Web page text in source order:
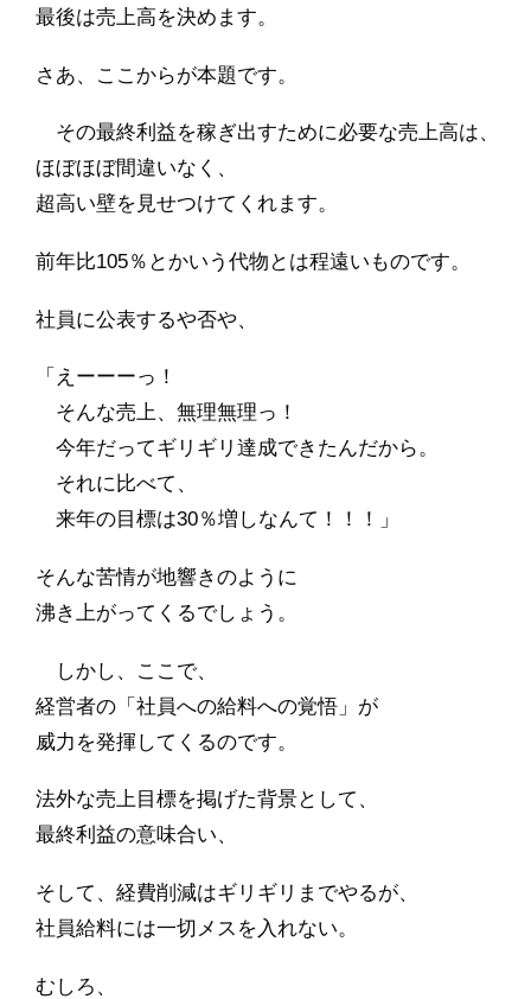
最後は売上高を決めます。
さあ、ここからが本題です。
その最終利益を稼ぎ出すために必要な売上高は、
ほぼほぼ間違いなく、
超高い壁を見せつけてくれます。
前年比105％とかいう代物とは程遠いものです。
社員に公表するや否や、
「えーーーっ！
そんな売上、無理無理っ！
今年だってギリギリ達成できたんだから。
それに比べて、
来年の目標は30％増しなんて！！！」
そんな苦情が地響きのように
沸き上がってくるでしょう。
しかし、ここで、
経営者の「社員への給料への覚悟」が
威力を発揮してくるのです。
法外な売上目標を掲げた背景として、
最終利益の意味合い、
そして、経費削減はギリギリまでやるが、
社員給料には一切メスを入れない。
むしろ、